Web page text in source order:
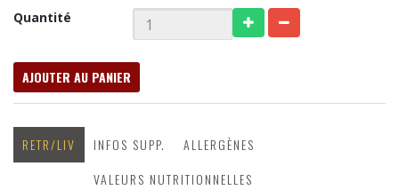
Quantité
AJOUTER AU PANIER
RETR/LIV INFOS SUPP.
ALLERGÈNES
VALEURS NUTRITIONNELLES